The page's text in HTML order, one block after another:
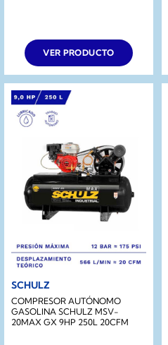
VER PRODUCTO
SCHULZ
COMPRESOR AUTÓNOMO
GASOLINA SCHULZ MSV-
20MAX GX 9HP 250L 20CFM